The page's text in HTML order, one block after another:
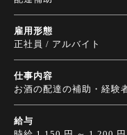
雇用形態
正社員 / アルバイト
仕事内容
お酒の配達の補助・経験
給与